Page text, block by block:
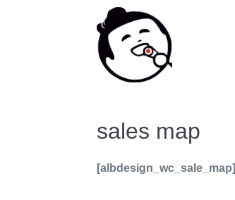
sales map
[albdesign_wc_sale_map]